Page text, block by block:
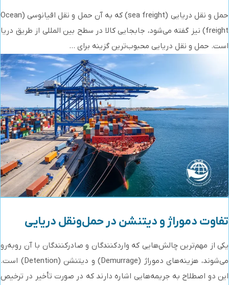
حمل و نقل دریایی (sea freight) که به آن حمل و نقل اقیانوسی (Ocean
freight) نیز گفته می‌شود، جابجایی کالا در سطح بین المللی از طریق دریا
است. حمل و نقل دریایی محبوب‌ترین گزینه برای ...
تفاوت دموراژ و دیتنشن در حمل‌ونقل دریایی
یکی از مهم‌ترین چالش‌هایی که واردکنندگان و صادرکنندگان با آن روبه‌رو
می‌شوند، هزینه‌های دموراژ (Demurrage) و دیتنشن (Detention) است.
این دو اصطلاح به جریمه‌هایی اشاره دارند که در صورت تأخیر در ترخیص